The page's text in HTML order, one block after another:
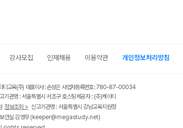
강사모집 인재채용 이용약관 개인정보처리방침
디교육(주) 대표이사 : 손성은 사업자등록번호 : 780-87-00034
기관명 : 서울특별시 서초구 호스팅제공자 : (주)케이티
정보조회 > 신고기관명 : 서울특별시 강남교육지원청
안실 김영무(keeper@megastudy.net)